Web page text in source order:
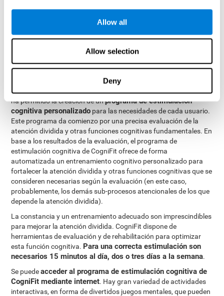
Allow all
Allow selection
Deny
las funciones que dependen de éstos. De este modo, si
entrenamos frecuentemente la atención dividida, se
favoreciendo su eficiencia. Al automatizar las actividades, será
más fácil para el cerebro el llevarlas a cabo simultáneamente.
El completo equipo de profesionales de CogniFit, especializado en
el estudio de la plasticidad sináptica y procesos de neurogénesis,
ha permitido la creación de unprograma de estimulación
cognitiva personalizado para las necesidades de cada usuario.
Este programa da comienzo por una precisa evaluación de la
atención dividida y otras funciones cognitivas fundamentales. En
base a los resultados de la evaluación, el programa de
estimulación cognitiva de CogniFit ofrece de forma
automatizada un entrenamiento cognitivo personalizado para
fortalecer la atención dividida y otras funciones cognitivas que se
consideren necesarias según la evaluación (en este caso,
probablemente, los demás sub-procesos atencionales de los que
depende la atención dividida).
La constancia y un entrenamiento adecuado son imprescindibles
para mejorar la atención dividida. CogniFit dispone de
herramientas de evaluación y de rehabilitación para optimizar
esta función cognitiva. Para una correcta estimulación son
necesarios 15 minutos al día, dos o tres días a la semana.
Se puedeacceder al programa de estimulación cognitiva de
CogniFit mediante internet. Hay gran variedad de actividades
interactivas, en forma de divertidos juegos mentales, que pueden